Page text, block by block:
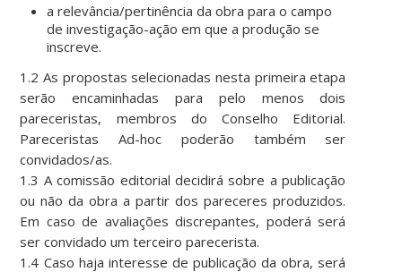
a relevância/pertinência da obra para o campo
de investigação-ação em que a produção se
inscreve.
1.2 As propostas selecionadas nesta primeira etapa
serão encaminhadas para pelo menos dois
pareceristas, membros do Conselho Editorial.
Pareceristas Ad-hoc poderão também ser
convidados/as.
1.3 A comissão editorial decidirá sobre a publicação
ou não da obra a partir dos pareceres produzidos.
Em caso de avaliações discrepantes, poderá será
ser convidado um terceiro parecerista.
1.4 Caso haja interesse de publicação da obra, será